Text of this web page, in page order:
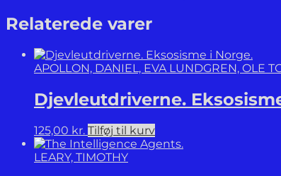
Bidrag
til
psykoanalytisk
psykologi.
Relaterede varer
APOLLON, DANIEL, EVA LUNDGREN, OLE
Djevleutdriverne.
125,00 kr. Tilføj til kurv
LEARY, TIMOTHY